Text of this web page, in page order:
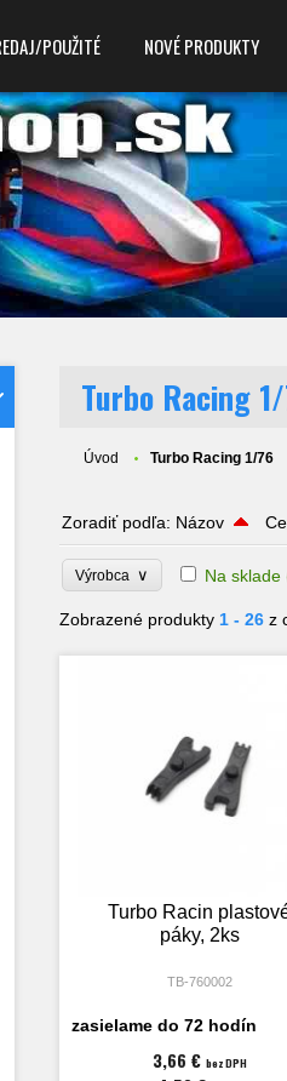
POUŽITÉ NOVÉ PRODUKTY
Turbo Racing
Úvod Turbo Racing 1/76
Zoradiť podľa: Názov
Výrobca ∨ Na sklade
Zobrazené produkty 1 - 26 z
Turbo Racin
páky, 2ks
TB-760002
zasielame do 72 hodín
3,66 € bez DPH